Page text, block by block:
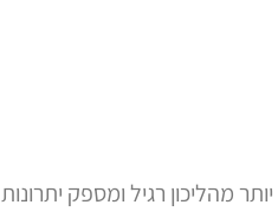
מהליכון רגיל ומספק יתרונות